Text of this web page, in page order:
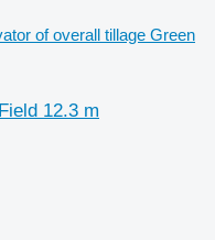
of overall tillage Green
12.3 m